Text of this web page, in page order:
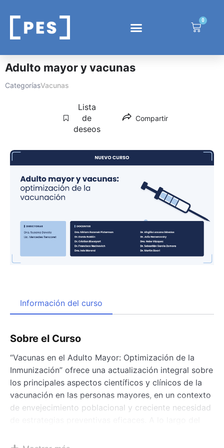
0
Adulto mayor y vacunas
CategoríasVacunas
Lista
de
deseos
Compartir
Información del curso
Sobre el Curso
“Vacunas en el Adulto Mayor: Optimización de la
Inmunización” ofrece una actualización integral sobre
los principales aspectos científicos y clínicos de la
vacunación en las personas mayores, en un contexto
de envejecimiento poblacional y creciente necesidad
la inmunosenescencia y su impacto sobre la